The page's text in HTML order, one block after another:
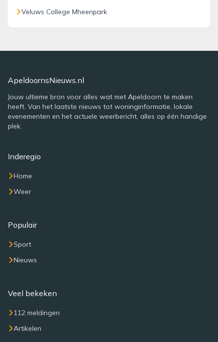
Veluws College Mheenpark
ApeldoornsNieuws.nl
Jouw ultieme bron voor alles wat met Apeldoorn te maken
heeft. Van het laatste nieuws tot woninginformatie, lokale
evenementen en het actuele weerbericht, alles op één handige
plek.
Inderegio
Home
Weer
Populair
Sport
Nieuws
Veel bekeken
112 meldingen
Artikelen